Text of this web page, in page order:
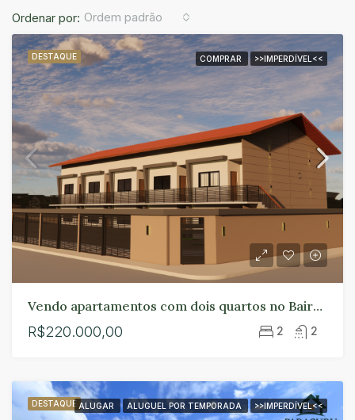
Ordenar por: Ordem padrão
DESTAQUE COMPRAR >>IMPERDÍVEL<<
Vendo apartamentos com dois quartos no Bairro Lagoa em Paracuru.
R$220.000,00 2 2
DESTAQUE ALUGAR ALUGUEL POR TEMPORADA >>IMPERDÍVEL<<